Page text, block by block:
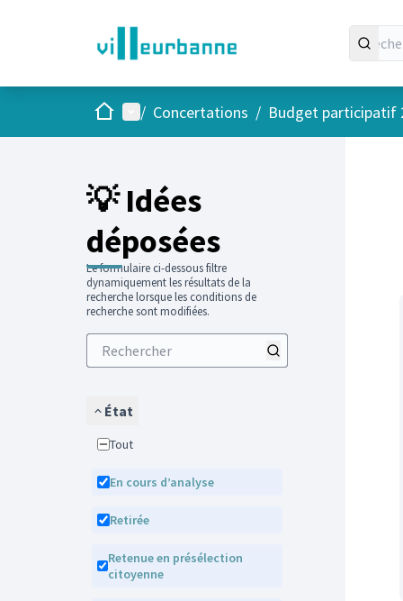
AccueilMenu principal
/ Concertations / Budget participatif
💡 Idées
déposées
Le formulaire ci-dessous filtre
dynamiquement les résultats de la
recherche lorsque les conditions de
recherche sont modifiées.
État
Tout
En cours d’analyse
Retirée
Retenue en présélection
citoyenne